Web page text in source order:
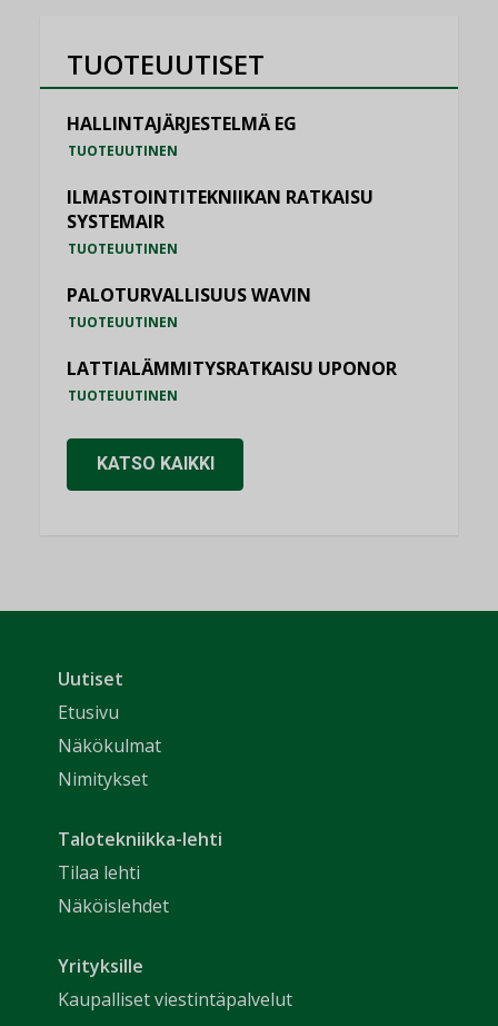
TUOTEUUTISET
HALLINTAJÄRJESTELMÄ EG
TUOTEUUTINEN
ILMASTOINTITEKNIIKAN RATKAISU
SYSTEMAIR
TUOTEUUTINEN
PALOTURVALLISUUS WAVIN
TUOTEUUTINEN
LATTIALÄMMITYSRATKAISU UPONOR
TUOTEUUTINEN
KATSO KAIKKI
Uutiset
Etusivu
Näkökulmat
Nimitykset
Talotekniikka-lehti
Tilaa lehti
Näköislehdet
Yrityksille
Kaupalliset viestintäpalvelut